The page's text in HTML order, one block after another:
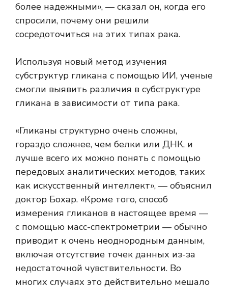
более надежными», — сказал он, когда его
спросили, почему они решили
сосредоточиться на этих типах рака.
Используя новый метод изучения
субструктур гликана с помощью ИИ, ученые
смогли выявить различия в субструктуре
гликана в зависимости от типа рака.
«Гликаны структурно очень сложны,
гораздо сложнее, чем белки или ДНК, и
лучше всего их можно понять с помощью
передовых аналитических методов, таких
как искусственный интеллект», — объяснил
доктор Бохар. «Кроме того, способ
измерения гликанов в настоящее время —
с помощью масс-спектрометрии — обычно
приводит к очень неоднородным данным,
включая отсутствие точек данных из-за
недостаточной чувствительности. Во
многих случаях это действительно мешало